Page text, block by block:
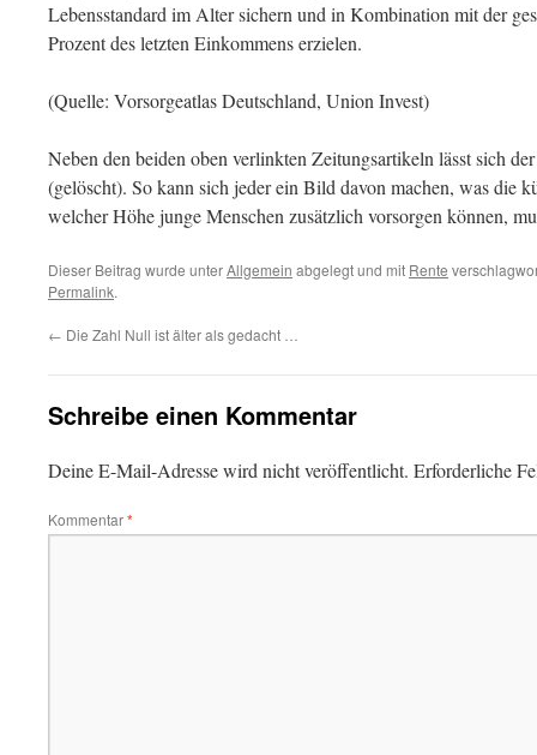
Lebensstandard im Alter sichern und in Kombination mit der
Prozent des letzten Einkommens erzielen.
(Quelle: Vorsorgeatlas Deutschland, Union Invest)
Neben den beiden oben verlinkten Zeitungsartikeln lässt sich
(gelöscht). So kann sich jeder ein Bild davon machen, was die
welcher Höhe junge Menschen zusätzlich vorsorgen können,
Dieser Beitrag wurde unterAllgemein abgelegt und mit Rente
Permalink.
← Die Zahl Null ist älter als gedacht …
Schreibe einen Kommentar
Deine E-Mail-Adresse wird nicht veröffentlicht. Erforderliche
Kommentar*